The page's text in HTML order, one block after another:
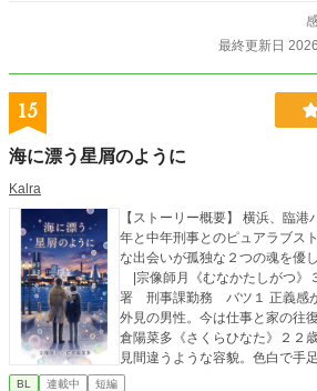
最終更新日
15
海に漂う星屑のように
Kalra
【ストーリー概要】 横浜、臨
年と中年刑事とのピュアラブス
な出会いが孤独な２つの魂を優しく癒やす。
|宗像師月《むなかたしがつ
署 刑事課勤務 バツ１ 正義感
外見の男性。今は仕事と家の往復生
倉陽菜多《さくらひなた》２２
見間違うような容貌。色白で手
きき、行動が唐突だが・・・胸
BL 連載中 短編